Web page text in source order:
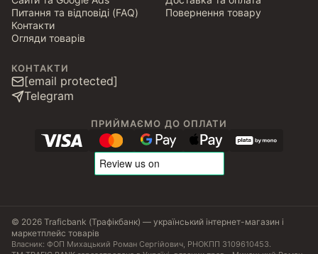
Питання та відповіді (FAQ)
Контакти
Огляди товарів
Повернення товару
КОНТАКТИ
[email protected]
Telegram
ПРИЙМАЄМО ДО ОПЛАТИ
© 2026 Traficbank (Трафікбанк) — український інтернет-магазин і
маркетплейс товарів
Власник: ФОП Михацький Роман Сергійович, РНОКПП 3109610453.